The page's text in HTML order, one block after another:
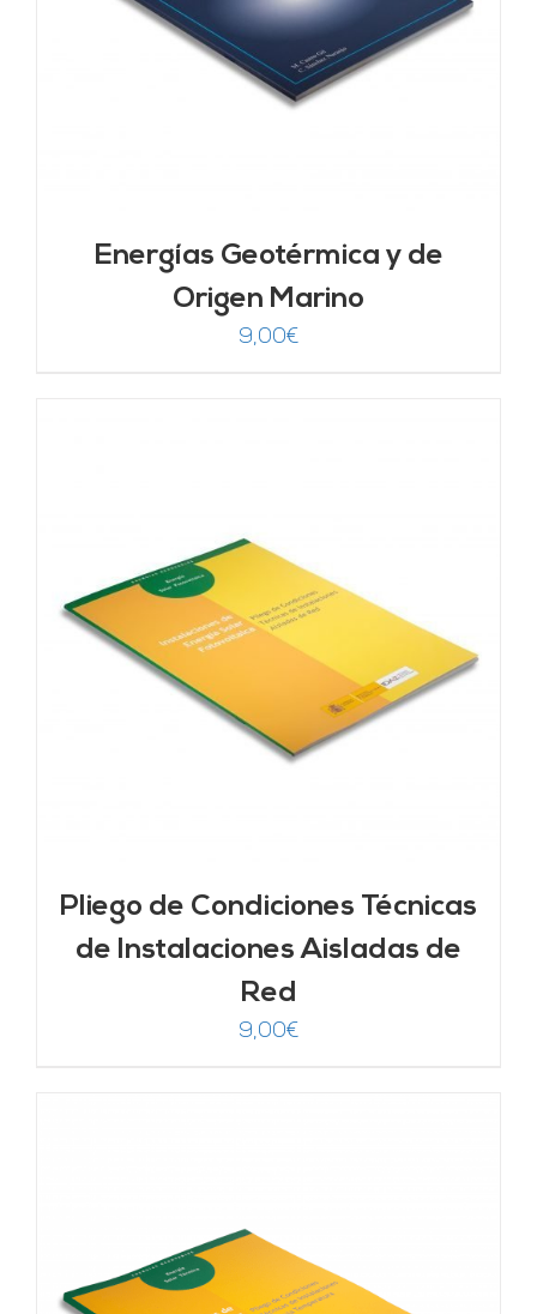
Energías Geotérmica y de
Origen Marino
9,00€
Pliego de Condiciones Técnicas
de Instalaciones Aisladas de
Red
9,00€